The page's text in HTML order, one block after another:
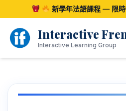
至
新學年法語課程 — 限時
Interactive
Interactive Learning Group